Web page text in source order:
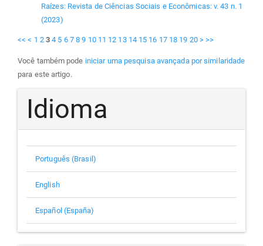
Raízes: Revista de Ciências Sociais e Econômicas: v. 43 n. 1
(2023)
<< < 1 2 3 4 5 6 7 8 9 10 11 12 13 14 15 16 17 18 19 20 > >>
Você também pode iniciar uma pesquisa avançada por similaridade
para este artigo.
Idioma
Português (Brasil)
English
Español (España)